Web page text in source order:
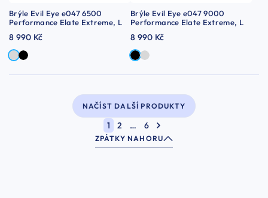
Brýle Evil Eye e047 6500
Performance Elate Extreme, L
8 990 Kč
Brýle Evil Eye e047 9000
Performance Elate Extreme, L
8 990 Kč
ZPÁTKY NAHORU
NAČÍST DALŠÍ PRODUKTY
1 2 … 6